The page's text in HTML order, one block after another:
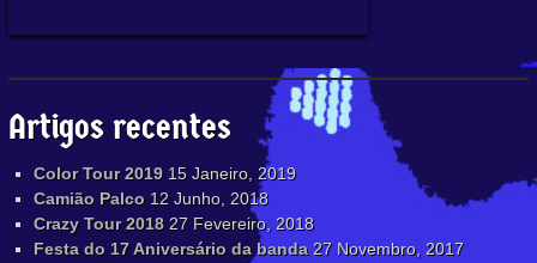
Artigos recentes
Color Tour 2019 15 Janeiro, 2019
Camião Palco 12 Junho, 2018
Crazy Tour 2018 27 Fevereiro, 2018
Festa do 17 Aniversário da banda 27 Novembro, 2017